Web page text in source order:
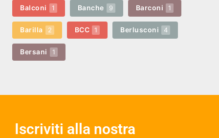
Balconi 1 Banche 9 Barconi 1
Barilla 2 BCC 1 Berlusconi 4
Bersani 1
Iscriviti alla nostra